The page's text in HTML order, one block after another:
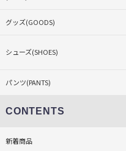
グッズ(GOODS)
シューズ(SHOES)
パンツ(PANTS)
CONTENTS
新着商品